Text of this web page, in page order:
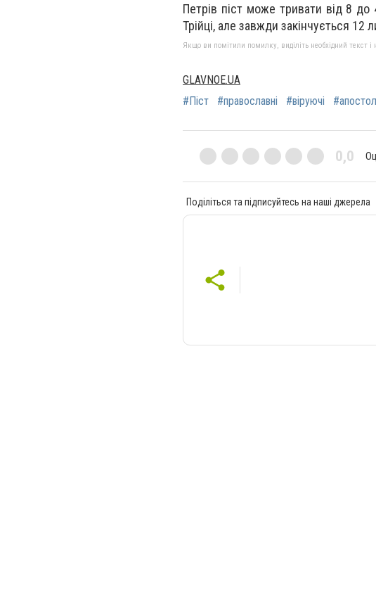
Петрів піст може тривати від 8
Трійці, але завжди закінчується
Якщо ви помітили помилку, виділіть необхідний текст
GLAVNOE.UA
#Піст
#православні #віруючі
0,0
Поділіться та підписуйтесь на наші джерела